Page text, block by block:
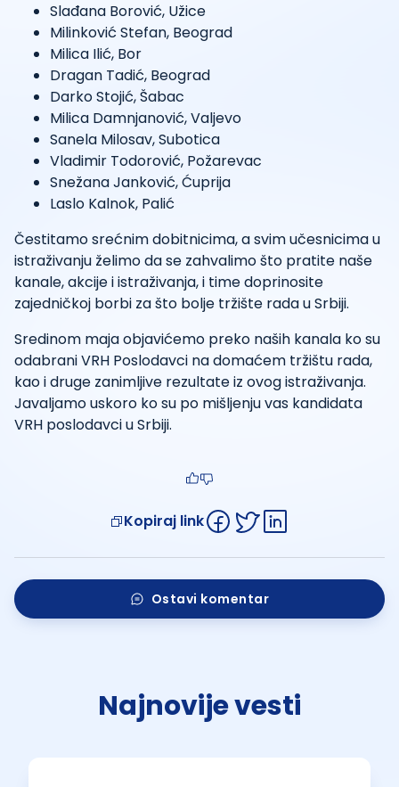
Slađana Borović, Užice
Milinković Stefan, Beograd
Milica Ilić, Bor
Dragan Tadić, Beograd
Darko Stojić, Šabac
Milica Damnjanović, Valjevo
Sanela Milosav, Subotica
Vladimir Todorović, Požarevac
Snežana Janković, Ćuprija
Laslo Kalnok, Palić
Čestitamo srećnim dobitnicima, a svim učesnicima u
istraživanju želimo da se zahvalimo što pratite naše
kanale, akcije i istraživanja, i time doprinosite
zajedničkoj borbi za što bolje tržište rada u Srbiji.
Sredinom maja objavićemo preko naših kanala ko su
odabrani VRH Poslodavci na domaćem tržištu rada,
kao i druge zanimljive rezultate iz ovog istraživanja.
Javaljamo uskoro ko su po mišljenju vas kandidata
VRH poslodavci u Srbiji.
Kopiraj link
Ostavi komentar
Najnovije vesti